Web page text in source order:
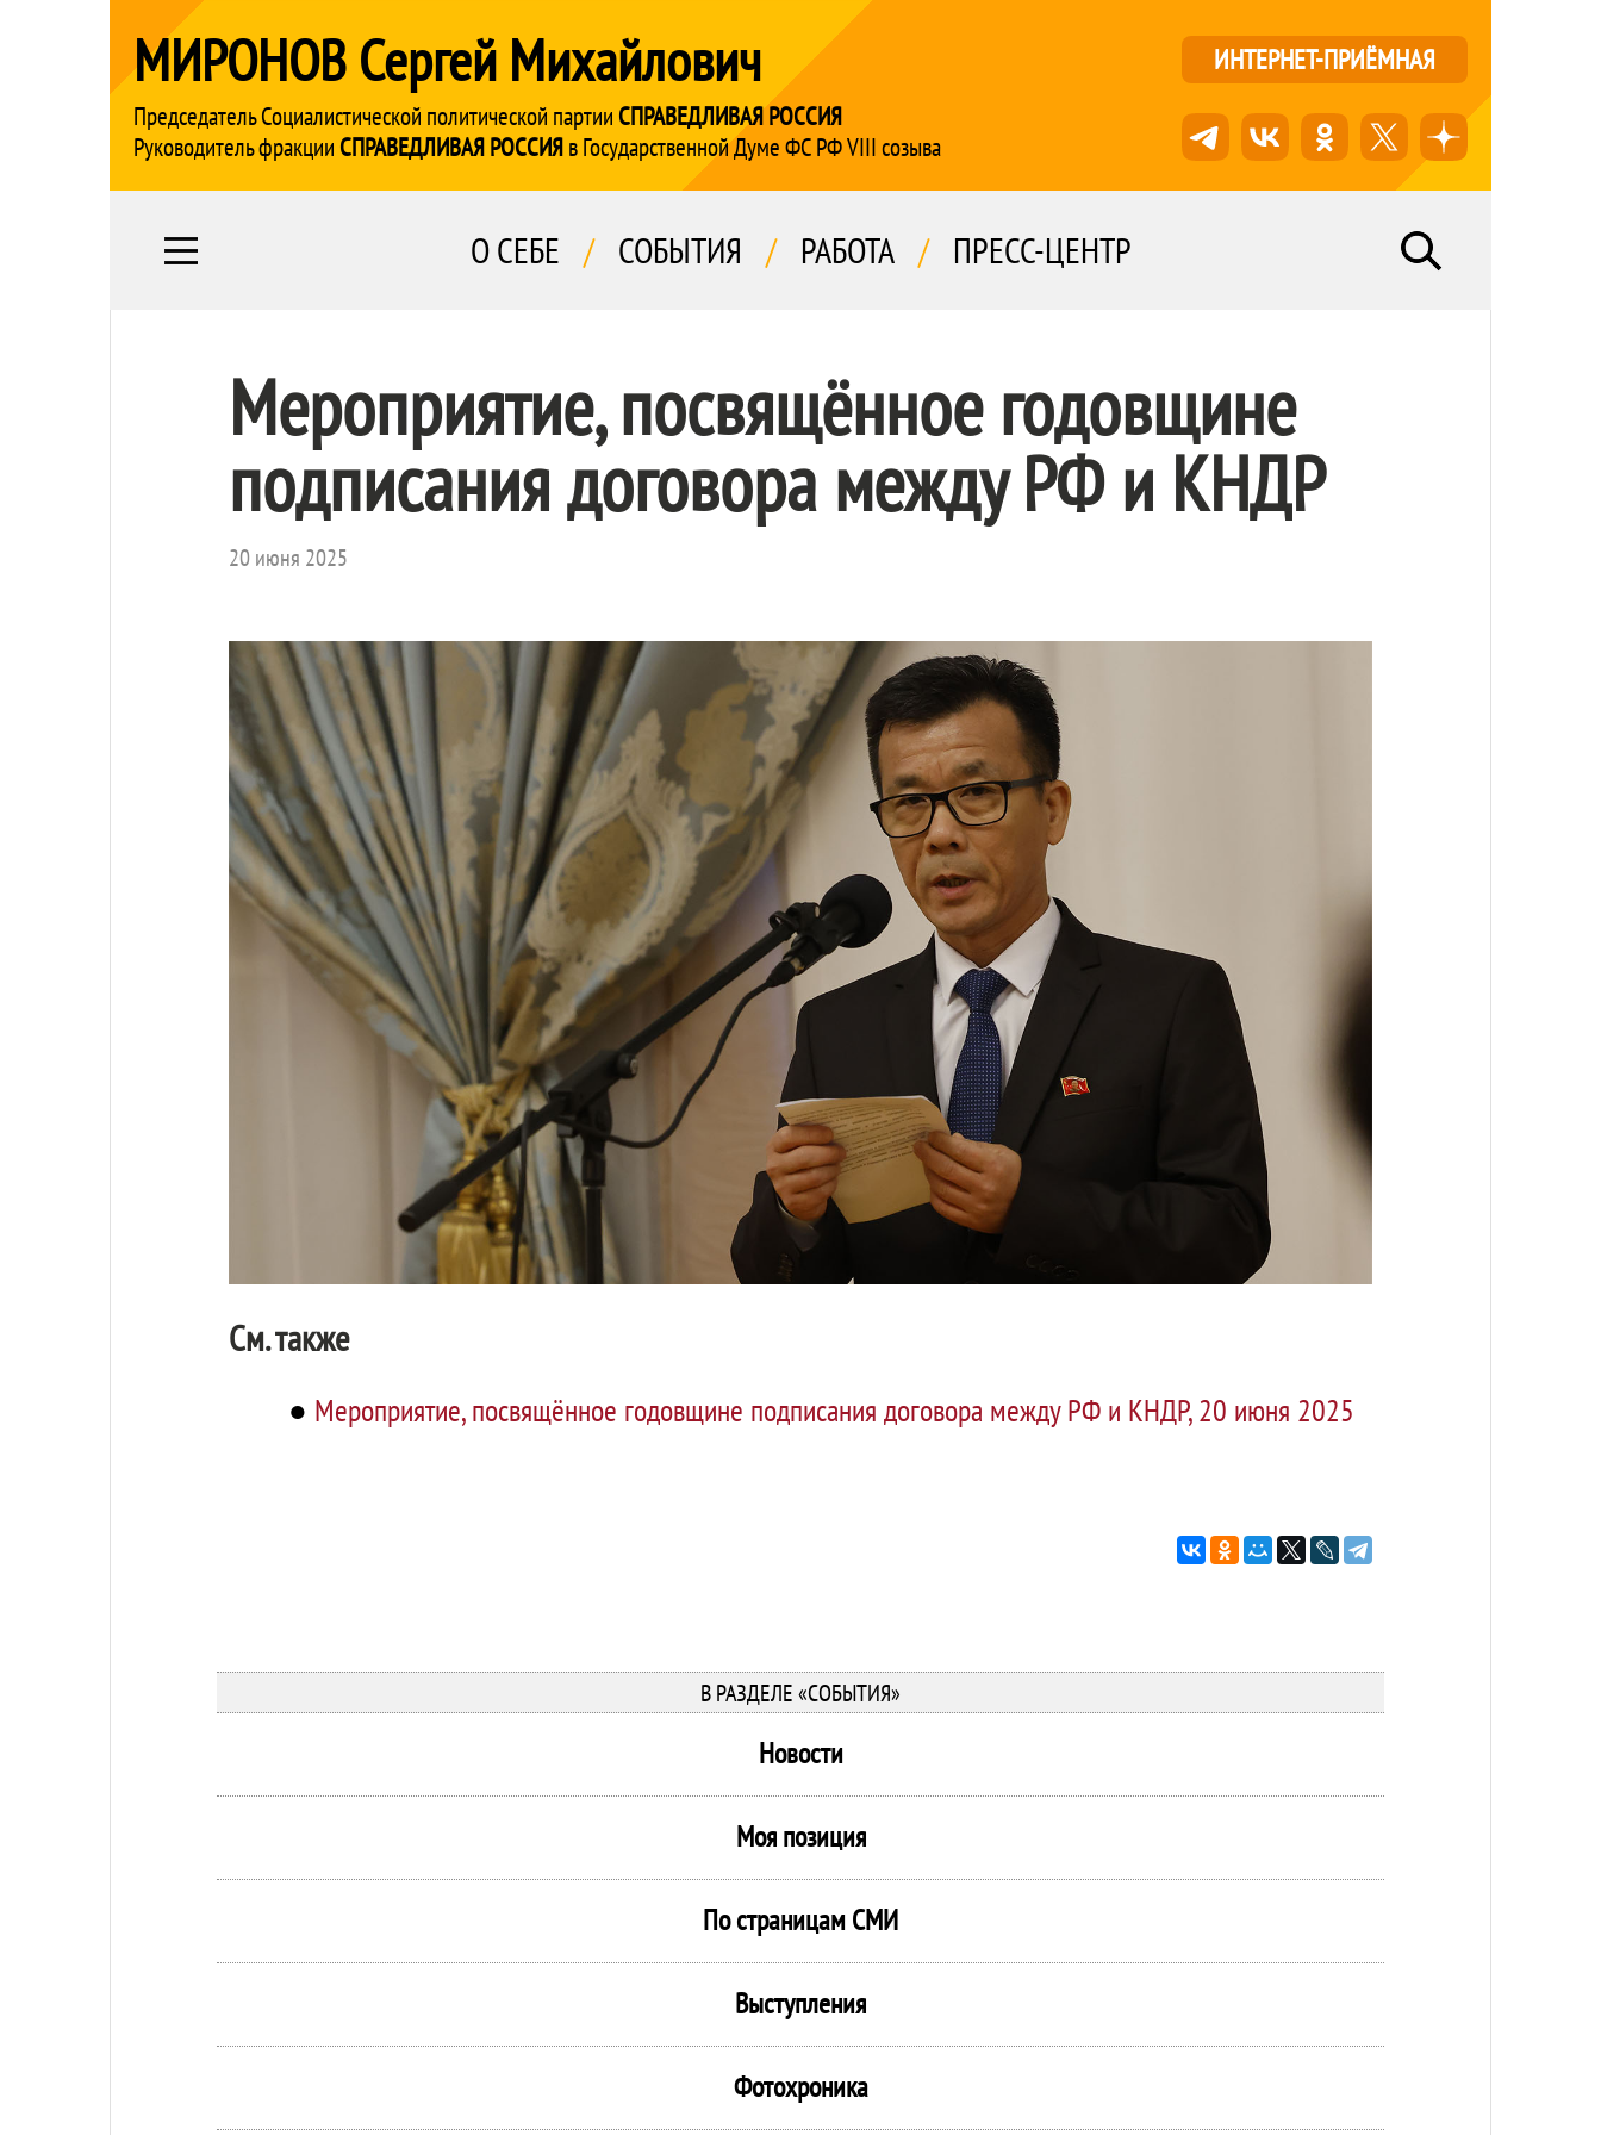
МИРОНОВ Сергей Михайлович
Председатель Социалистической политической партии СПРАВЕДЛИВАЯ РОССИЯ
Руководитель фракции СПРАВЕДЛИВАЯ РОССИЯв Государственной Думе ФС РФ VIII созыва
ИНТЕРНЕТ-ПРИЁМНАЯ
О СЕБЕ / СОБЫТИЯ / РАБОТА / ПРЕСС-ЦЕНТР
Мероприятие, посвящённое годовщине
подписания договора между РФ и КНДР
20 июня 2025
См. также
● Мероприятие, посвящённое годовщине подписания договора между РФ и КНДР, 20 июня 2025
В РАЗДЕЛЕ «СОБЫТИЯ»
Новости
Моя позиция
По страницам СМИ
Выступления
Фотохроника